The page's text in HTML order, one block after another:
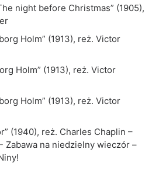
night before Christmas” (1905),
Holm” (1913), reż. Victor
Holm” (1913), reż. Victor
Holm” (1913), reż. Victor
(1940), reż. Charles Chaplin –
- Zabawa na niedzielny wieczór –